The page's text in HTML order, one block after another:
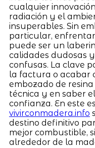
cualquier
radiación y el
insuperables. Sin
particular,
puede ser un
calidades dudosas
confusas. La clave
la factura o acabar
embozado de
técnica y en saber
confianza. En este
vivirconmadera.info
destino definitivo
mejor combustible,
alrededor de la